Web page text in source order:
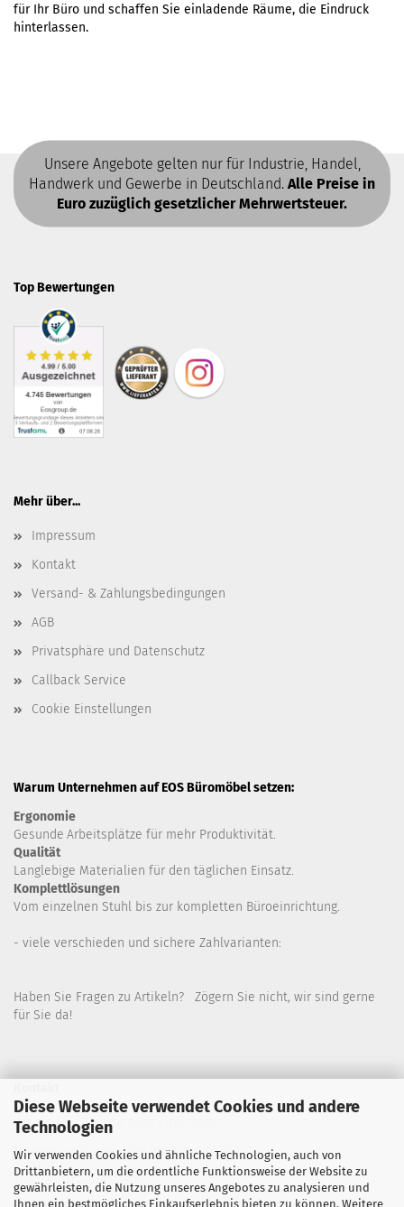
Diese Webseite verwendet Cookies und andere
Technologien
Wir verwenden Cookies und ähnliche Technologien, auch von
Drittanbietern, um die ordentliche Funktionsweise der Website zu
gewährleisten, die Nutzung unseres Angebotes zu analysieren und
Ihnen ein bestmögliches Einkaufserlebnis bieten zu können. Weitere
für Ihr Büro und schaffen Sie einladende Räume, die Eindruck
hinterlassen.
Unsere Angebote gelten nur für Industrie, Handel,
Handwerk und Gewerbe in Deutschland. Alle Preise in
Euro zuzüglich gesetzlicher Mehrwertsteuer.
Top Bewertungen
Mehr über...
Impressum
Kontakt
Versand- & Zahlungsbedingungen
AGB
Privatsphäre und Datenschutz
Callback Service
Cookie Einstellungen
Warum Unternehmen auf EOS Büromöbel setzen:
Ergonomie
Gesunde Arbeitsplätze für mehr Produktivität.
Qualität
Langlebige Materialien für den täglichen Einsatz.
Komplettlösungen
Vom einzelnen Stuhl bis zur kompletten Büroeinrichtung.
- viele verschieden und sichere Zahlvarianten:
Haben Sie Fragen zu Artikeln? Zögern Sie nicht, wir sind gerne
für Sie da!
Wir sind für Sie wie folgt erreichbar:
Montag bis Donnerstag von 9 bis 16 Uhr
Telefon: 02445-8517300